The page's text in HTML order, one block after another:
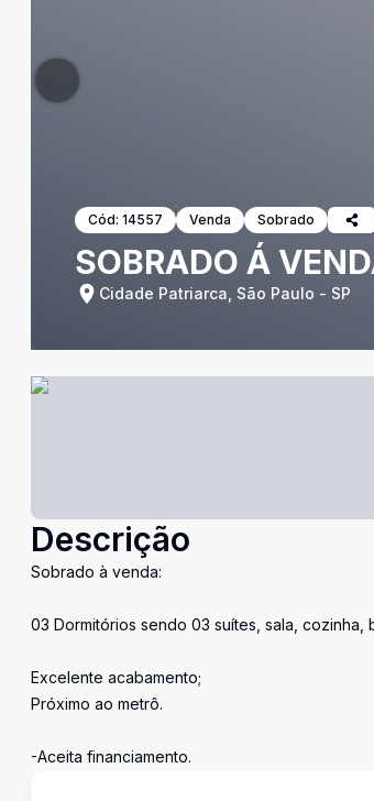
Cód: 14557 Venda Sobrado
SOBRADO Á
Cidade Patriarca, São Paulo - SP
Descrição
Sobrado à venda:
03 Dormitórios sendo 03 suítes, sala,
Excelente acabamento;
Próximo ao metrô.
-Aceita financiamento.